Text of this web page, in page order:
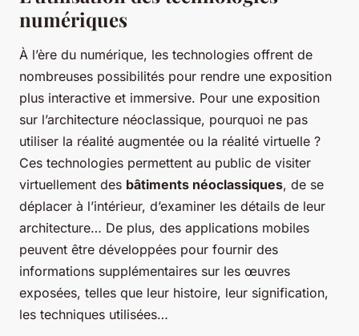
numériques
À l’ère du numérique, les technologies offrent de
nombreuses possibilités pour rendre une exposition
plus interactive et immersive. Pour une exposition
sur l’architecture néoclassique, pourquoi ne pas
utiliser la réalité augmentée ou la réalité virtuelle ?
Ces technologies permettent au public de visiter
virtuellement des bâtiments néoclassiques, de se
déplacer à l’intérieur, d’examiner les détails de leur
architecture… De plus, des applications mobiles
peuvent être développées pour fournir des
informations supplémentaires sur les œuvres
exposées, telles que leur histoire, leur signification,
les techniques utilisées…